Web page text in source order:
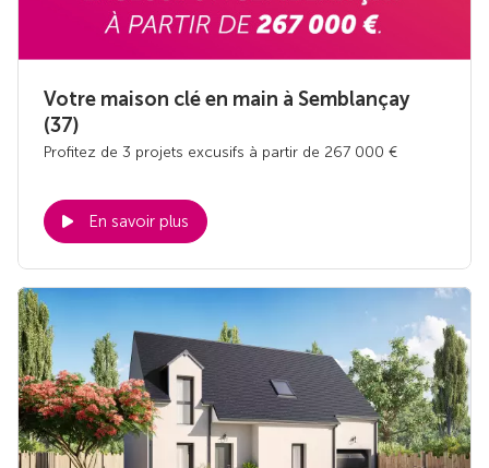
Votre maison clé en main à Semblançay
(37)
Profitez de 3 projets excusifs à partir de 267 000 €
En savoir plus